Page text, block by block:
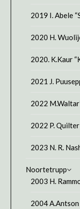
2019 I. Abele
2020 H.
2020. K.Kaur
2021 J.
2022
2022 P. Quilter
2023 N. R.
Noortetrupp
2003 H.
2004